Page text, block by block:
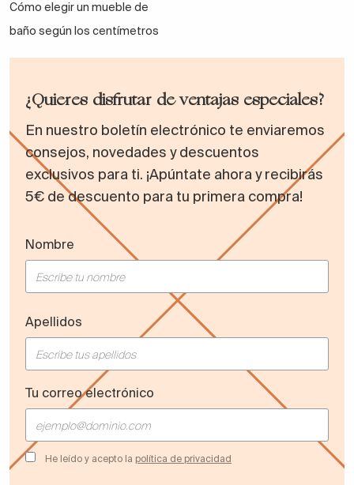
Cómo elegir un mueble de
baño según los centímetros
¿Quieres disfrutar de ventajas especiales?
En nuestro boletín electrónico te enviaremos
consejos, novedades y descuentos
exclusivos para ti. ¡Apúntate ahora y recibirás
5€ de descuento para tu primera compra!
Nombre
Apellidos
Tu correo electrónico
He leído y acepto la política de privacidad